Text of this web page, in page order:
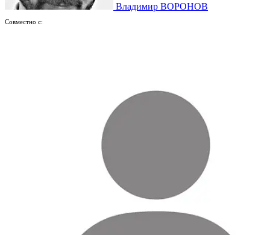
Владимир ВОРОНОВ
Совместно с: